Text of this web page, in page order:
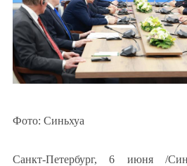
Фото: Синьхуа
Санкт-Петербург, 6 июня /